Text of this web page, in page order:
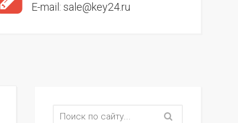
E-mail: sale@key24.ru